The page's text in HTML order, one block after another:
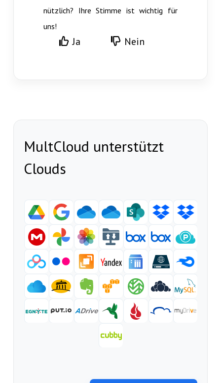
nützlich? Ihre Stimme ist wichtig für
uns!
Ja Nein
MultCloud unterstützt
Clouds